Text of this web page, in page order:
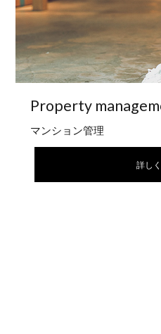
Property
マンション管理
詳し